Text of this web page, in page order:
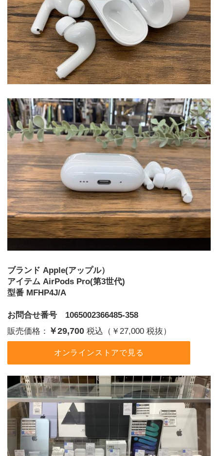
ブランド Apple(アップル）
アイテム AirPods Pro(第3世代)
型番 MFHP4J/A
お問合せ番号 1065002366485-358
販売価格： ￥29,700 税込（￥27,000 税抜）
オンラインストアで見る